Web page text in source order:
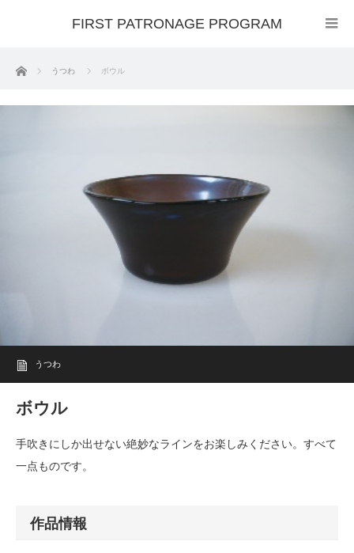
FIRST PATRONAGE PROGRAM
ホーム うつわ ボウル
うつわ
ボウル
手吹きにしか出せない絶妙なラインをお楽しみください。すべて
一点ものです。
作品情報